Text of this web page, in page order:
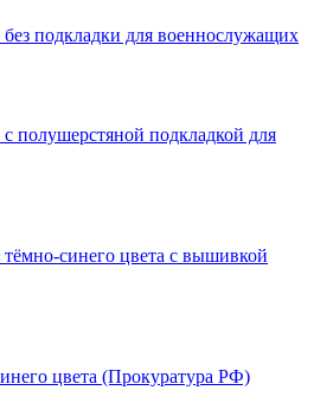
подкладки для военнослужащих
полушерстяной подкладкой для
синего цвета с вышивкой
цвета (Прокуратура РФ)